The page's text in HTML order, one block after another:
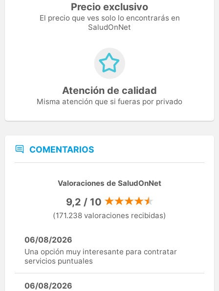
Precio exclusivo
El precio que ves solo lo encontrarás en
SaludOnNet
Atención de calidad
Misma atención que si fueras por privado
COMENTARIOS
Valoraciones de SaludOnNet
9,2 / 10
(171.238 valoraciones recibidas)
06/08/2026
Una opción muy interesante para contratar
servicios puntuales
06/08/2026